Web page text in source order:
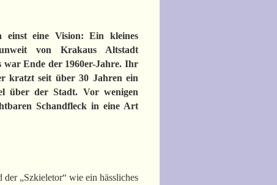
einst eine Vision: Ein kleines
von Krakaus Altstadt
war Ende der 1960er-Jahre. Ihr
kratzt seit über 30 Jahren ein
über der Stadt. Vor wenigen
Schandfleck in eine Art
„Szkieletor“ wie ein hässliches